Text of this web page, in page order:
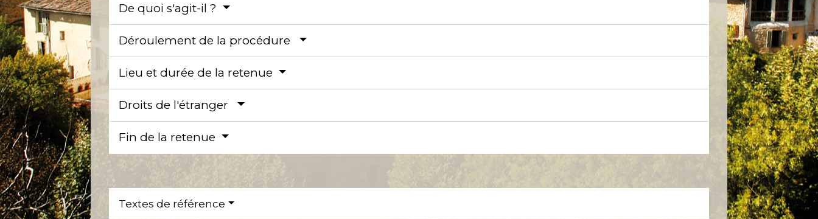
De quoi s'agit-il ?
Déroulement de la procédure
Lieu et durée de la retenue
Droits de l'étranger
Fin de la retenue
Textes de référence